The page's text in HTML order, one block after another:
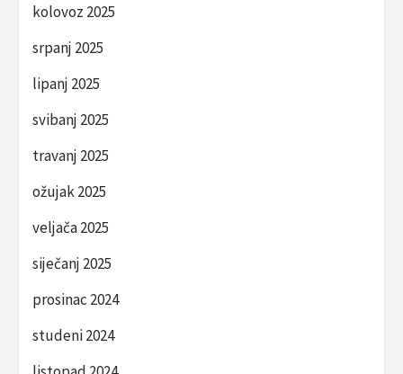
kolovoz 2025
srpanj 2025
lipanj 2025
svibanj 2025
travanj 2025
ožujak 2025
veljača 2025
siječanj 2025
prosinac 2024
studeni 2024